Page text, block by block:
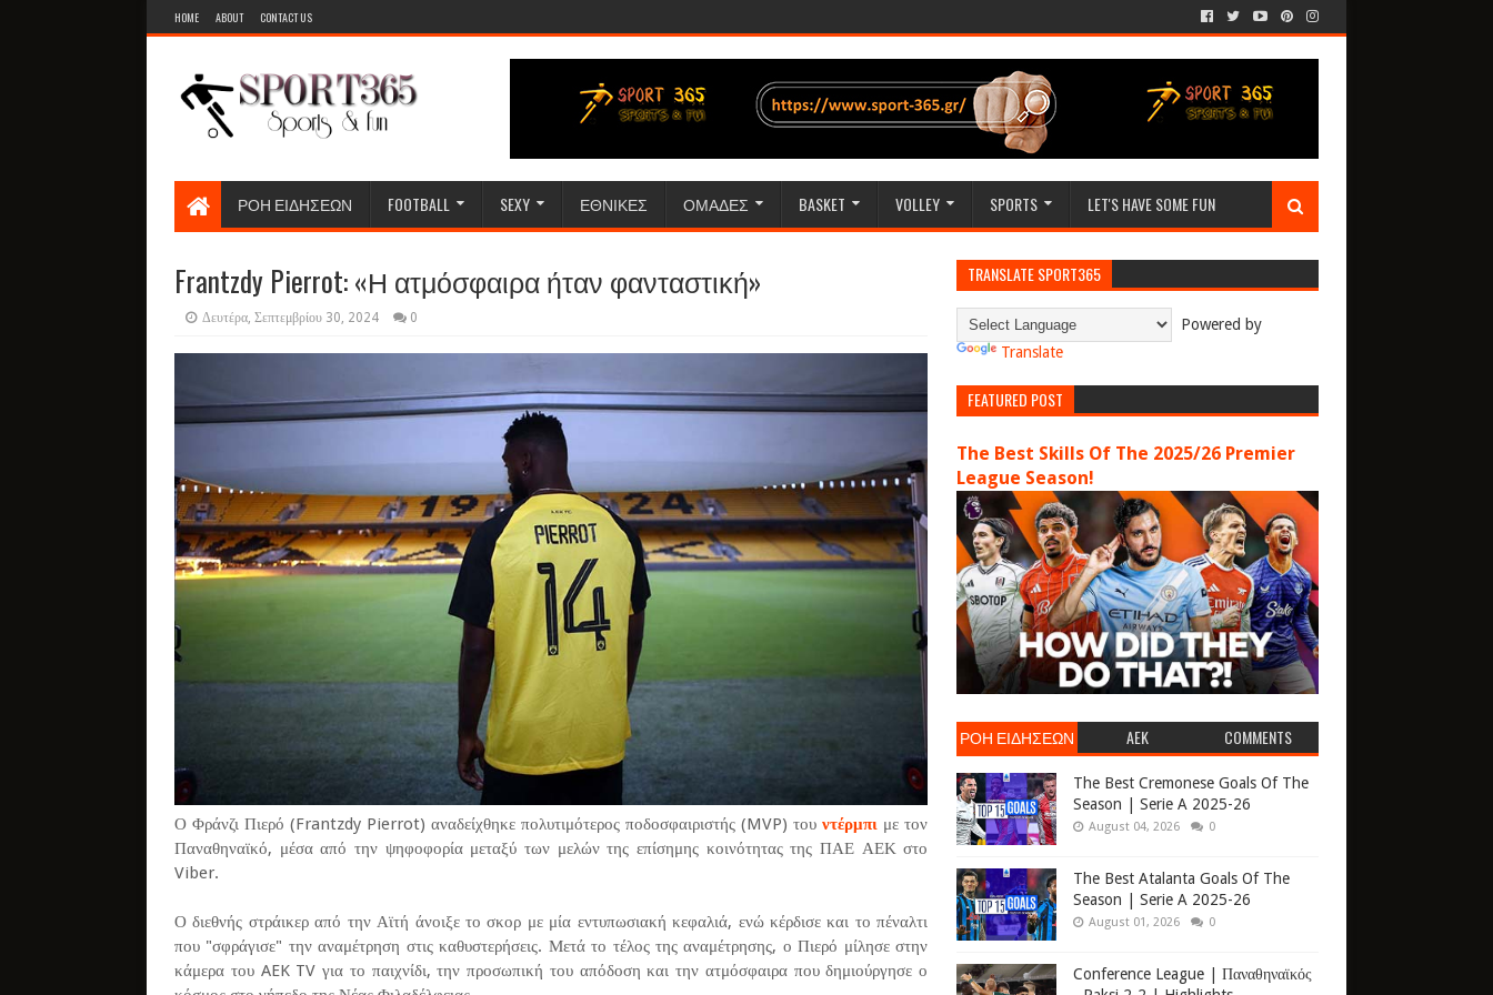
HOME ABOUT CONTACT US
ΡΟΗ ΕΙΔΗΣΕΩΝ FOOTBALL SEXY ΕΘΝΙΚΕΣ ΟΜΑΔΕΣ BASKET VOLLEY SPORTS LET'S HAVE SOME FUN
Frantzdy Pierrot: «Η ατμόσφαιρα ήταν φανταστική»
Δευτέρα, Σεπτεμβρίου 30, 2024 0
Ο Φράνζι Πιερό (Frantzdy Pierrot) αναδείχθηκε πολυτιμότερος ποδοσφαιριστής (MVP) τουντέρμπι με τον
Παναθηναϊκό, μέσα από την ψηφοφορία μεταξύ των μελών της επίσημης κοινότητας της ΠΑΕ ΑΕΚ στο
Viber.
Ο διεθνής στράικερ από την Αϊτή άνοιξε το σκορ με μία εντυπωσιακή κεφαλιά, ενώ κέρδισε και το πέναλτι
που "σφράγισε" την αναμέτρηση στις καθυστερήσεις. Μετά το τέλος της αναμέτρησης, ο Πιερό μίλησε στην
κάμερα του AEK TV για το παιχνίδι, την προσωπική του απόδοση και την ατμόσφαιρα που δημιούργησε ο
TRANSLATE SPORT365
Powered by
Translate
FEATURED POST
The Best Skills Of The 2025/26 Premier
League Season!
ΡΟΗ ΕΙΔΗΣΕΩΝ AEK COMMENTS
The Best Cremonese Goals Of The
Season | Serie A 2025-26
August 04, 2026 0
The Best Atalanta Goals Of The
Season | Serie A 2025-26
August 01, 2026 0
Conference League | Παναθηναϊκός